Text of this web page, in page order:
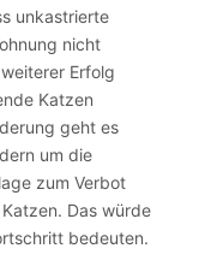
unkastrierte
nicht
Erfolg
Katzen
geht es
um die
zum Verbot
Das würde
bedeuten.